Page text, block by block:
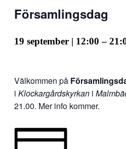
Församlingsdag
19 september | 12:00 –
Välkommen på
i Klockargårdskyrkan i
21.00. Mer info kommer.